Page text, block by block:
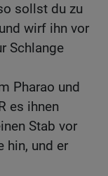
sollst du zu
wirf ihn vor
Schlange
Pharao und
es ihnen
Stab vor
hin, und er